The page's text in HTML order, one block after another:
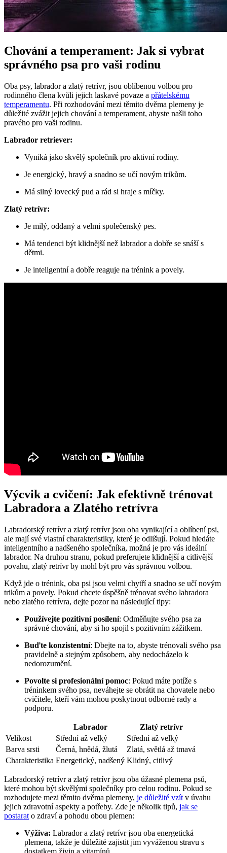
Chování a temperament: ⁣Jak si vybrat
správného psa pro‍ vaši rodinu
Oba psy, labrador ‍a ⁤zlatý retrívr, jsou oblíbenou volbou pro
rodinného člena‌ kvůli⁣ jejich laskavé ‍povaze a⁢ přátelskému
temperamentu. ⁤Při rozhodování mezi těmito dvěma plemeny je
⁣důležité zvážit jejich chování a temperament, ‍abyste našli⁢ toho
pravého pro ​vaši rodinu.
Labrador retriever:
Vyniká ⁣jako skvělý společník pro ⁤aktivní rodiny.
Je energický, hravý a snadno se ‌učí⁤ novým trikům.
Má silný⁢ lovecký⁢ pud a rád si hraje s ⁢míčky.
Zlatý‌ retrívr:
Je milý, oddaný a velmi společenský ⁤pes.
Má ​tendenci ‍být klidnější než⁢ labrador a dobře ⁢se snáší s
dětmi.
Je ‍inteligentní ⁣a dobře reaguje na trénink⁢ a povely.
Výcvik a cvičení:​ Jak​ efektivně trénovat
Labradora a Zlatého retrívra
Labradorský retrívr ⁣a ⁤zlatý retrívr jsou ⁣oba vynikající a oblíbení psi,
ale mají své vlastní charakteristiky, ⁢které ⁣je ​odlišují.‍ Pokud hledáte
inteligentního a nadšeného společníka, možná je pro vás ideální
labrador. Na druhou stranu, pokud ​preferujete klidnější a ​citlivější
povahu, zlatý⁣ retrívr by mohl být pro ⁣vás správnou volbou.
Když jde​ o​ trénink,⁤ oba psi jsou⁢ velmi​ chytří⁤ a⁤ snadno ‍se‌ učí novým
trikům a povely. Pokud chcete ⁣úspěšně trénovat svého labradora
nebo zlatého retrívra, dejte pozor‌ na​ následující tipy:
Používejte pozitivní posílení: Odměňujte⁢ svého psa za​
správné chování,​ aby si⁤ ho spojil s pozitivním zážitkem.
Buďte ‍konzistentní: Dbejte ⁤na to, abyste trénovali svého psa
pravidelně a stejným způsobem, aby nedocházelo⁣ k
nedorozumění.
Povolte si profesionální pomoc: Pokud máte potíže s
tréninkem svého ‍psa, neváhejte se ‍obrátit na ‌chovatele nebo
cvičitele, kteří⁤ vám mohou poskytnout odborné rady a
podporu.
Labrador
Zlatý retrívr
Velikost
Střední až velký
Střední ⁣až velký
Barva srsti
Černá, hnědá, žlutá
Zlatá, světlá až tmavá
Charakteristika Energetický, nadšený Klidný, ⁣citlivý
Labradorský retrívr a zlatý retrívr jsou ‌oba ‌úžasné plemena ⁤psů,
které mohou být skvělými společníky pro ‌celou rodinu. Pokud se
rozhodujete ⁤mezi‌ těmito‍ dvěma plemeny, ‍ je důležité vzít ​ v úvahu
jejich zdravotní aspekty‌ a​ potřeby. ​Zde ⁤je několik tipů,⁣ jak se
postarat o zdraví a pohodu ⁣obou ⁤plemen:
Výživa: Labrador a zlatý retrívr jsou oba energetická
plemena, takže je⁢ důležité zajistit jim‌ vyváženou‌ stravu⁣ s
‍dostatkem živin a ​vitamínů.